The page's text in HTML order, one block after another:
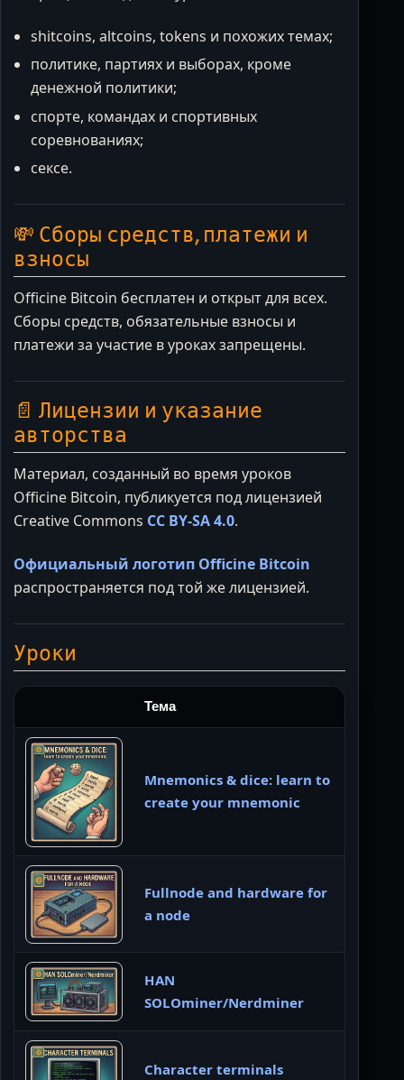
shitcoins, altcoins, tokens и похожих темах;
политике, партиях и выборах, кроме
денежной политики;
спорте, командах и спортивных
соревнованиях;
сексе.
💸 Сборы средств, платежи и
взносы
Officine Bitcoin бесплатен и открыт для всех.
Сборы средств, обязательные взносы и
платежи за участие в уроках запрещены.
📄 Лицензии и указание
авторства
Материал, созданный во время уроков
Officine Bitcoin, публикуется под лицензией
Creative Commons CC BY-SA 4.0.
Официальный логотип Officine Bitcoin
распространяется под той же лицензией.
Уроки
Тема
Mnemonics & dice: learn to
create your mnemonic
Fullnode and hardware for
a node
HAN
SOLOminer/Nerdminer
Character terminals